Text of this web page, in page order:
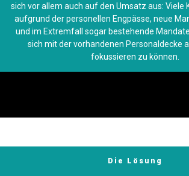
sich vor allem auch auf den Umsatz aus: Viele
aufgrund der personellen Engpässe, neue
und im Extremfall sogar bestehende
sich mit der vorhandenen Personaldecke
fokussieren zu können.
Die Lösung